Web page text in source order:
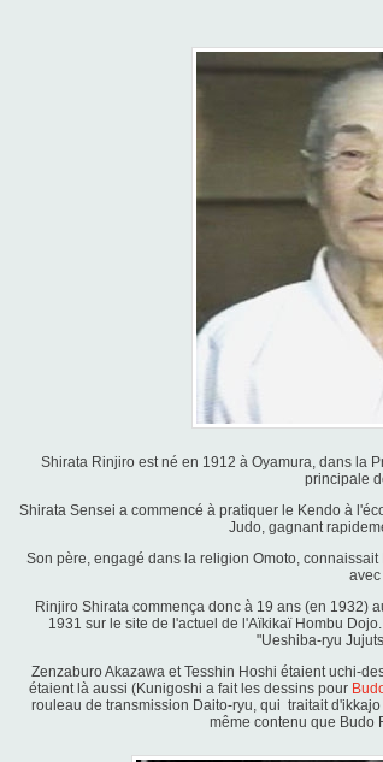
Shirata Rinjiro est né en 1912 à Oyamura, dans la
principale
Shirata Sensei a commencé à pratiquer le Kendo à
Judo, gagnant
Son père, engagé dans la religion Omoto,
avec
Rinjiro Shirata commença donc à 19 ans (en 1932)
1931 sur le site de l'actuel de l'Aïkikaï Hombu Dojo.
"Ueshiba-ryu
Zenzaburo Akazawa et Tesshin Hoshi étaient uchi-
étaient là aussi (Kunigoshi a fait les dessins pour
rouleau de transmission Daito-ryu, qui traitait
même contenu que Budo